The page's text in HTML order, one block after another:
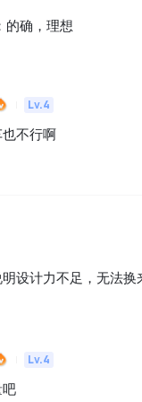
的确，理想
Lv.4
不行啊
设计力不足，无法换
Lv.4
吧